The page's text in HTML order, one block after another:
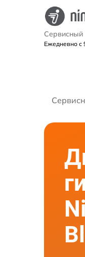
Сервисный
Ежедневно с